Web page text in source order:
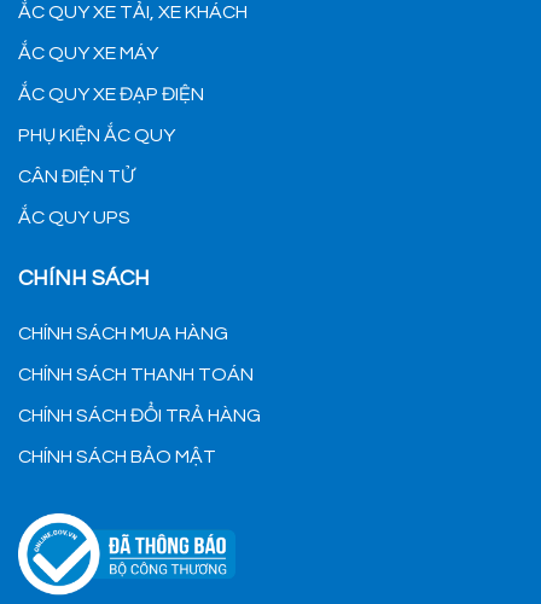
ẮC QUY XE TẢI, XE KHÁCH
ẮC QUY XE MÁY
ẮC QUY XE ĐẠP ĐIỆN
PHỤ KIỆN ẮC QUY
CÂN ĐIỆN TỬ
ẮC QUY UPS
CHÍNH SÁCH
CHÍNH SÁCH MUA HÀNG
CHÍNH SÁCH THANH TOÁN
CHÍNH SÁCH ĐỔI TRẢ HÀNG
CHÍNH SÁCH BẢO MẬT